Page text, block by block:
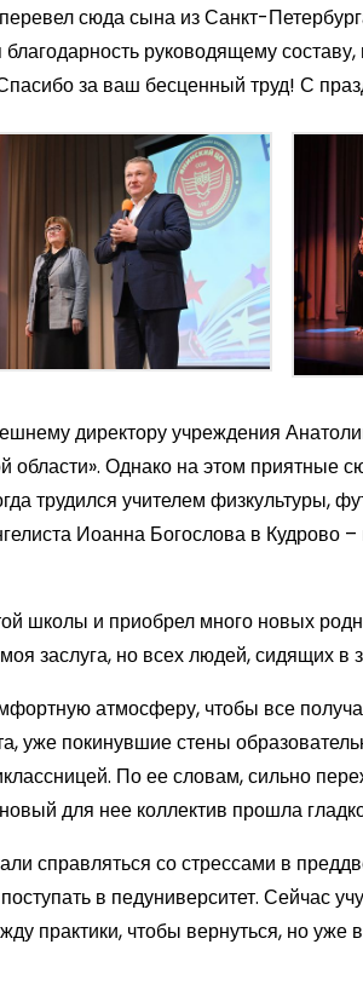
сюда сына из Санкт-
руководящему
за ваш бесценный труд! С
директору учреждения
Однако на этом приятные
трудился учителем физкультуры,
Иоанна Богослова в Кудрово
школы и приобрел много новых
заслуга, но всех людей, сидящих
атмосферу, чтобы все
уже покинувшие стены
По ее словам, сильно
для нее коллектив прошла
справляться со стрессами в
в педуниверситет. Сейчас
практики, чтобы вернуться, но уже